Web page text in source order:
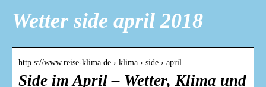
Wetter side april 2018
http s://www.reise-klima.de › klima › side › april
Side im April – Wetter, Klima und